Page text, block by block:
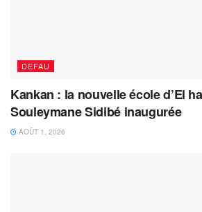
DEFAU
Kankan : la nouvelle école d’El
Souleymane Sidibé inaugurée
AOÛT 1, 2026